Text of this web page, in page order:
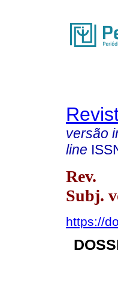
versão
line
Rev.
Subj.
https://